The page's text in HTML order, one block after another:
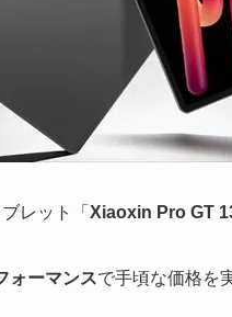
レット「 Xiaoxin Pro GT
ォーマンスで手頃な価格を